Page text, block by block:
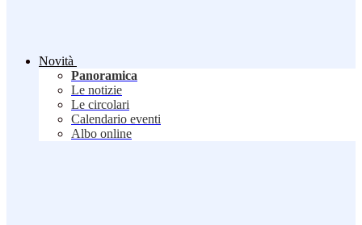
Novità
Panoramica
Le notizie
Le circolari
Calendario eventi
Albo online